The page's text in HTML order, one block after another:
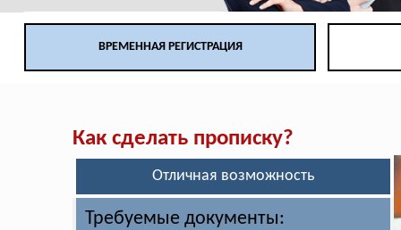
ВРЕМЕННАЯ РЕГИСТРАЦИЯ
Как сделать прописку?
Отличная возможность
Требуемые документы: